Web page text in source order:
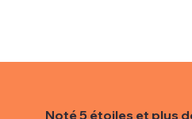
Noté 5 étoiles et plus